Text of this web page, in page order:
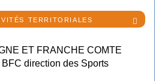

territoriales
ET FRANCHE COMTE
direction des Sports